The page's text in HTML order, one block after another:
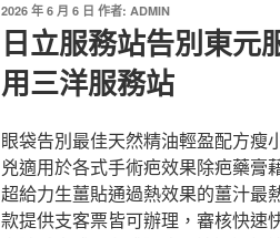
發
佈
於
2026 年 6 月 6 日 作者: ADMIN
日立服務站告別東元
用三洋服務站
眼袋告別最佳天然精油輕盈配方瘦
兇適用於各式手術疤效果除疤藥膏
超給力生薑貼通過熱效果的薑汁最
款提供支客票皆可辦理，審核快速